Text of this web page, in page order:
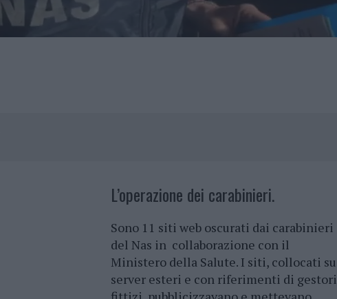
L’operazione dei carabinieri.
Sono 11 siti web oscurati dai carabinieri
del Nas in collaborazione con il
Ministero della Salute. I siti, collocati su
server esteri e con riferimenti di gestori